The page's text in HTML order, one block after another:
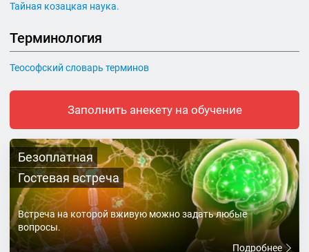
Тайная козацкая наука.
Терминология
Теософский словарь терминов
Заполнить анекету на обучение
Безоплатная
Гостевая встреча
Встреча на которой вживую можно задать любые
вопросы.
Подробнее